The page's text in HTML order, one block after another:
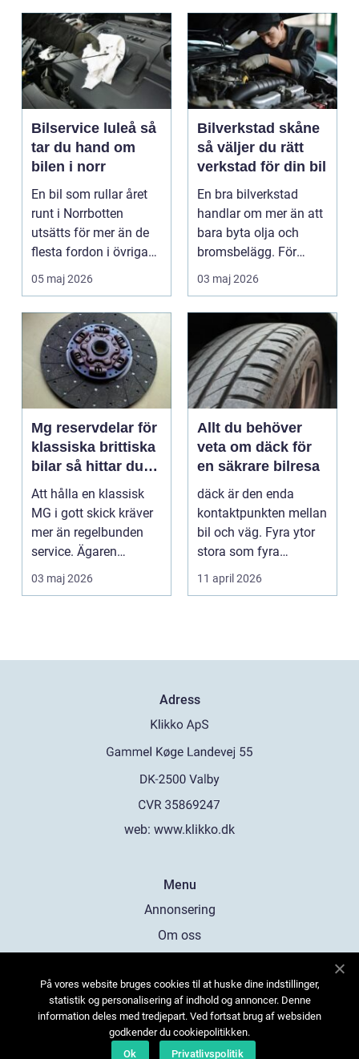
Bilservice luleå så
tar du hand om
bilen i norr
En bil som rullar året
runt i Norrbotten
utsätts för mer än de
flesta fordon i övriga
landet. Kyla, ...
05 maj 2026
Bilverkstad skåne
så väljer du rätt
verkstad för din bil
En bra bilverkstad
handlar om mer än att
bara byta olja och
bromsbelägg. För
många är bilen
avgörand...
03 maj 2026
Mg reservdelar för
klassiska brittiska
bilar så hittar du
rätt delar
Att hålla en klassisk
MG i gott skick kräver
mer än regelbunden
service. Ägaren
behöver också ha kol...
03 maj 2026
Allt du behöver
veta om däck för
en säkrare bilresa
däck är den enda
kontaktpunkten mellan
bil och väg. Fyra ytor
stora som fyra
handflator avgör
bromss...
11 april 2026
Adress
web: www.klikko.dk
Menu
Annonsering
Om oss
Kontakta oss
Sitemap
På vores website bruges cookies til at huske dine indstillinger,
statistik og personalisering af indhold og annoncer. Denne
information deles med tredjepart. Ved fortsat brug af websiden
godkender du cookiepolitikken.
Ok
Privatlivspolitik